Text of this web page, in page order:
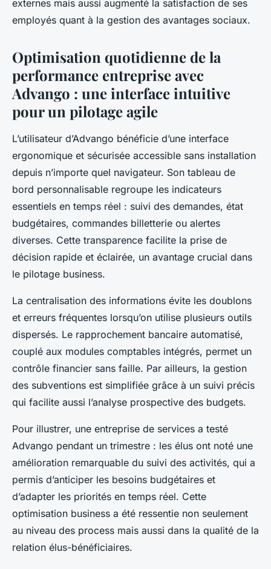
externes mais aussi augmenté la satisfaction de ses
employés quant à la gestion des avantages sociaux.
Optimisation quotidienne de la
performance entreprise avec
Advango : une interface intuitive
pour un pilotage agile
L’utilisateur d’Advango bénéficie d’une interface
ergonomique et sécurisée accessible sans installation
depuis n’importe quel navigateur. Son tableau de
bord personnalisable regroupe les indicateurs
essentiels en temps réel : suivi des demandes, état
budgétaires, commandes billetterie ou alertes
diverses. Cette transparence facilite la prise de
décision rapide et éclairée, un avantage crucial dans
le pilotage business.
La centralisation des informations évite les doublons
et erreurs fréquentes lorsqu’on utilise plusieurs outils
dispersés. Le rapprochement bancaire automatisé,
couplé aux modules comptables intégrés, permet un
contrôle financier sans faille. Par ailleurs, la gestion
des subventions est simplifiée grâce à un suivi précis
qui facilite aussi l’analyse prospective des budgets.
Pour illustrer, une entreprise de services a testé
Advango pendant un trimestre : les élus ont noté une
amélioration remarquable du suivi des activités, qui a
permis d’anticiper les besoins budgétaires et
d’adapter les priorités en temps réel. Cette
optimisation business a été ressentie non seulement
au niveau des process mais aussi dans la qualité de la
relation élus-bénéficiaires.